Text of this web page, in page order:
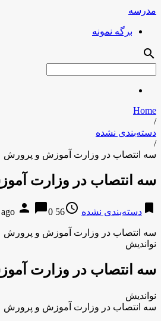
مدرسه
برگه نمونه
search
Home
/
دسته‌بندی نشده
/
سه انتصاب در وزارت آموزش و پرورش
سه انتصاب در وزارت
bookmark دسته‌بندی نشده access_time
56 years ago
person chat_bubble0
سه انتصاب در وزارت آموزش و پرورش
نواندیش
سه انتصاب در وزارت
نواندیش
سه انتصاب در وزارت آموزش و پرورش